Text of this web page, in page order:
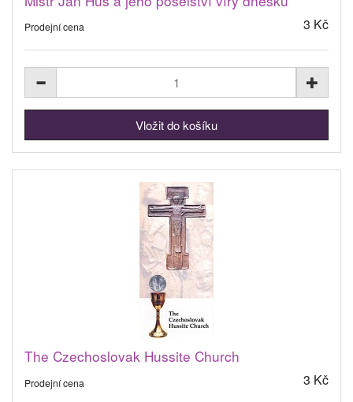
Prodejní cena 3 Kč
The Czechoslovak Hussite Church
Prodejní cena 3 Kč